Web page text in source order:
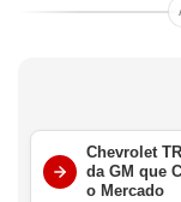
Chevrolet
da GM que
o Mercado